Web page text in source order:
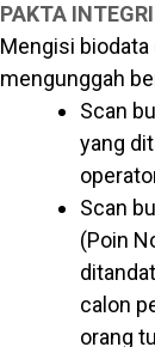
PAKTA
Mengisi biodata
mengunggah
Scan
yang
Scan
(Poin
calon
orang